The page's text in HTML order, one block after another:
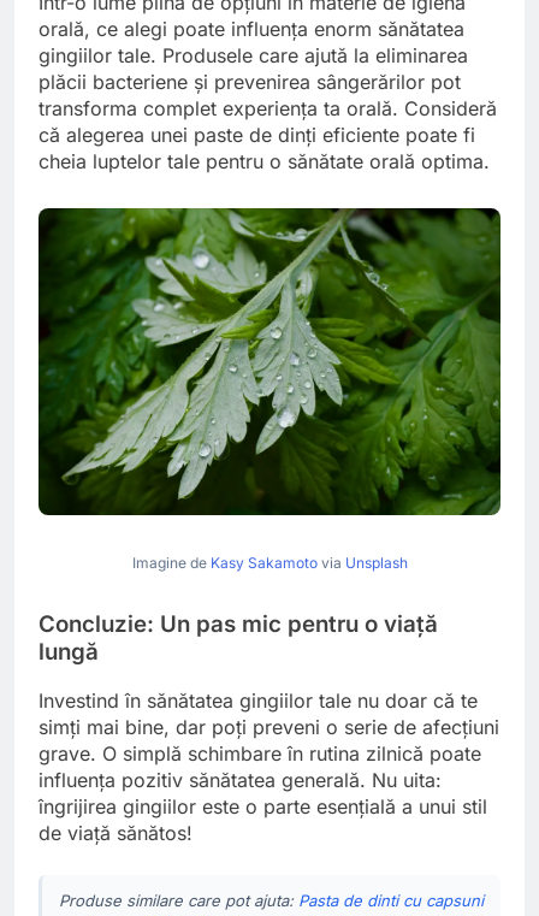
orală, ce alegi poate influența enorm sănătatea
gingiilor tale. Produsele care ajută la eliminarea
plăcii bacteriene și prevenirea sângerărilor pot
transforma complet experiența ta orală. Consideră
că alegerea unei paste de dinți eficiente poate fi
cheia luptelor tale pentru o sănătate orală optima.
Imagine de Kasy Sakamotovia Unsplash
Concluzie: Un pas mic pentru o viață
lungă
Investind în sănătatea gingiilor tale nu doar că te
simți mai bine, dar poți preveni o serie de afecțiuni
grave. O simplă schimbare în rutina zilnică poate
influența pozitiv sănătatea generală. Nu uita:
îngrijirea gingiilor este o parte esențială a unui stil
de viață sănătos!
Produse similare care pot ajuta: Pasta de dinti cu capsuni